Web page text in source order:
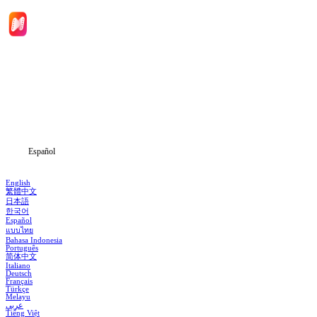
Español
English
繁體中文
日本語
한국어
Español
แบบไทย
Bahasa Indonesia
Português
简体中文
Italiano
Deutsch
Français
Türkçe
Melayu
عربي
Tiếng Việt